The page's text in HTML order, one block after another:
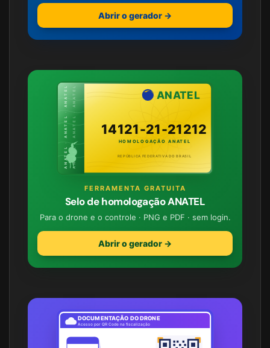
Abrir o gerador →
ANATEL · ANATEL · ANATELANATEL · ANATEL · ANATEL ANATEL
14121-21-21212
HOMOLOGAÇÃO ANATEL
REPÚBLICA FEDERATIVA DO BRASIL
FERRAMENTA GRATUITA
Selo de homologação ANATEL
Para o drone e o controle · PNG e PDF · sem login.
Abrir o gerador →
DOCUMENTAÇÃO DO DRONE
Acesso por QR Code na fiscalização